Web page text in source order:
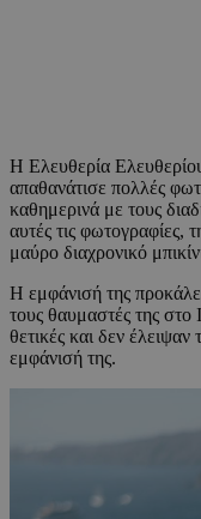
Η Ελευθερία
απαθανάτισε πολλές
καθημερινά με τους
αυτές τις φωτογραφίες,
μαύρο διαχρονικό
Η εμφάνισή της
τους θαυμαστές της στο
θετικές και δεν
εμφάνισή της.